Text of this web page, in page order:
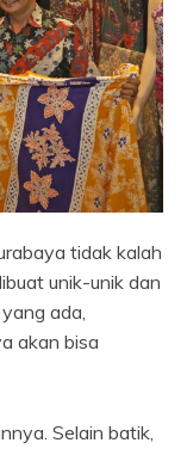
tidak kalah
unik-unik dan
ada,
akan bisa
Selain batik,